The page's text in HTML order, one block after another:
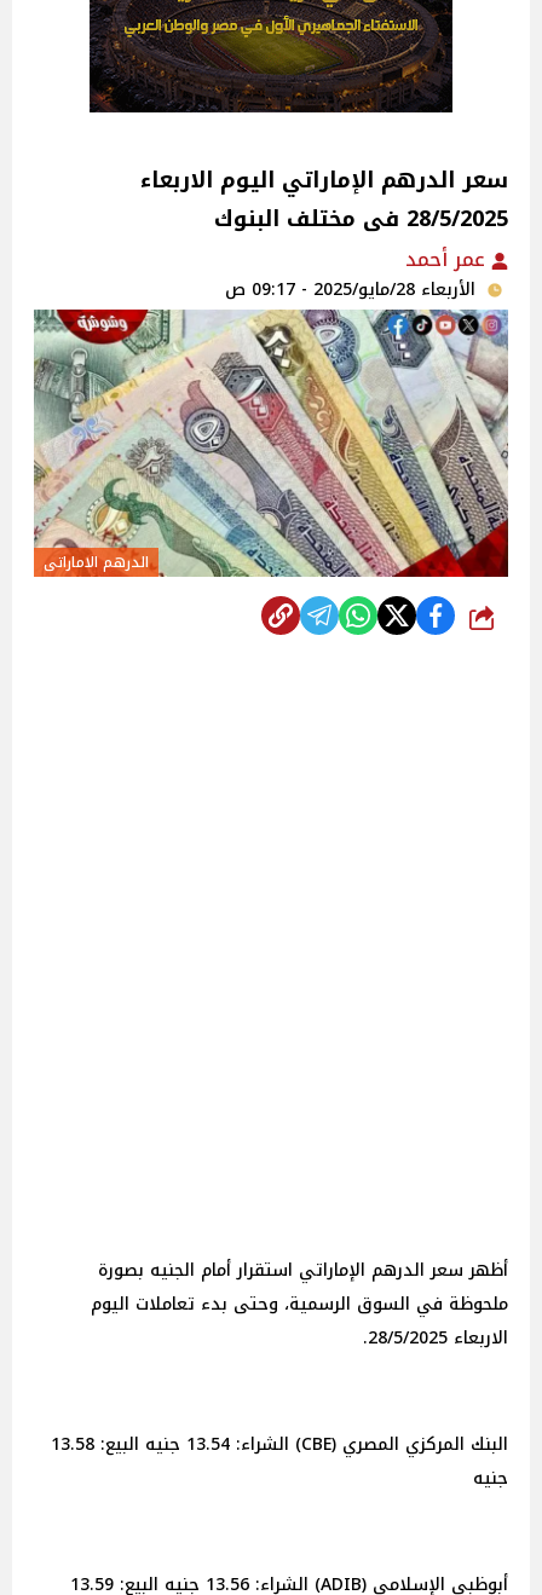
سعر الدرهم الإماراتي اليوم الاربعاء
28/5/2025 فى مختلف البنوك
عمر أحمد
الأربعاء 28/مايو/2025 - 09:17 ص
الدرهم الاماراتى
شارك
أظهر سعر الدرهم الإماراتي استقرار أمام الجنيه بصورة
ملحوظة في السوق الرسمية، وحتى بدء تعاملات اليوم
الاربعاء 28/5/2025.
البنك المركزي المصري (CBE) الشراء: 13.54 جنيه البيع: 13.58
جنيه
أبوظبي الإسلامي (ADIB) الشراء: 13.56 جنيه البيع: 13.59